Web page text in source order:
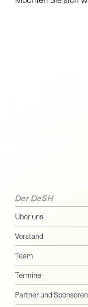
Der DeSH
Über uns
Vorstand
Team
Termine
Partner und Sponsoren